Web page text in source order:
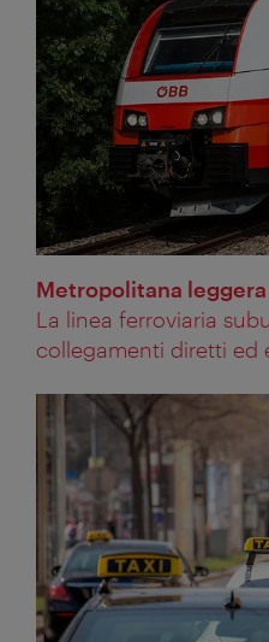
Metropolitana leggera
La linea ferroviaria
collegamenti diretti ed